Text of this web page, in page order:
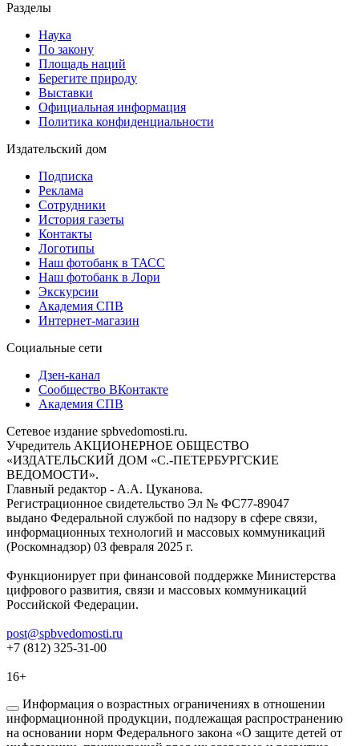
Разделы
Наука
По закону
Площадь наций
Берегите природу
Выставки
Официальная информация
Политика конфиденциальности
Издательский дом
Подписка
Реклама
Сотрудники
История газеты
Контакты
Логотипы
Наш фотобанк в ТАСС
Наш фотобанк в Лори
Экскурсии
Академия СПВ
Интернет-магазин
Социальные сети
Дзен-канал
Сообщество ВКонтакте
Академия СПВ
Сетевое издание spbvedomosti.ru.
Учредитель АКЦИОНЕРНОЕ ОБЩЕСТВО
«ИЗДАТЕЛЬСКИЙ ДОМ «С.-ПЕТЕРБУРГСКИЕ
ВЕДОМОСТИ».
Главный редактор - А.А. Цуканова.
Регистрационное свидетельство Эл № ФС77-89047
выдано Федеральной службой по надзору в сфере связи,
информационных технологий и массовых коммуникаций
(Роскомнадзор) 03 февраля 2025 г.
Функционирует при финансовой поддержке Министерства
цифрового развития, связи и массовых коммуникаций
Российской Федерации.
post@spbvedomosti.ru
+7 (812) 325-31-00
16+
Информация о возрастных ограничениях в отношении
информационной продукции, подлежащая распространению
на основании норм Федерального закона «О защите детей от